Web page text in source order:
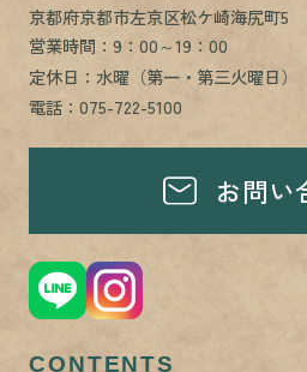
京都府京都市左京区松ケ崎海尻町5
営業時間：9：00～19：00
定休日：水曜（第一・第三火曜日）
電話：075-722-5100
お問い
CONTENTS